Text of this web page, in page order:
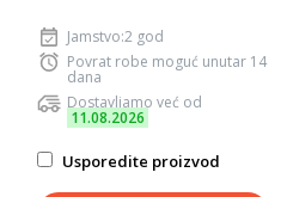
Jamstvo:2 god
Povrat robe moguć unutar 14
dana
Dostavljamo već od
11.08.2026
Usporedite proizvod